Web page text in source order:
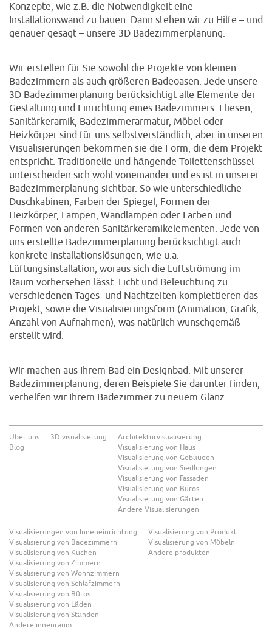
Konzepte, wie z.B. die Notwendigkeit eine
Installationswand zu bauen. Dann stehen wir zu Hilfe – und
genauer gesagt – unsere 3D Badezimmerplanung.
Wir erstellen für Sie sowohl die Projekte von kleinen
Badezimmern als auch größeren Badeoasen. Jede unsere
3D Badezimmerplanung berücksichtigt alle Elemente der
Gestaltung und Einrichtung eines Badezimmers. Fliesen,
Sanitärkeramik, Badezimmerarmatur, Möbel oder
Heizkörper sind für uns selbstverständlich, aber in unseren
Visualisierungen bekommen sie die Form, die dem Projekt
entspricht. Traditionelle und hängende Toilettenschüssel
unterscheiden sich wohl voneinander und es ist in unserer
Badezimmerplanung sichtbar. So wie unterschiedliche
Duschkabinen, Farben der Spiegel, Formen der
Heizkörper, Lampen, Wandlampen oder Farben und
Formen von anderen Sanitärkeramikelementen. Jede von
uns erstellte Badezimmerplanung berücksichtigt auch
konkrete Installationslösungen, wie u.a.
Lüftungsinstallation, woraus sich die Luftströmung im
Raum vorhersehen lässt. Licht und Beleuchtung zu
verschiedenen Tages- und Nachtzeiten komplettieren das
Projekt, sowie die Visualisierungsform (Animation, Grafik,
Anzahl von Aufnahmen), was natürlich wunschgemäß
erstellt wird.
Wir machen aus Ihrem Bad ein Designbad. Mit unserer
Badezimmerplanung, deren Beispiele Sie darunter finden,
verhelfen wir Ihrem Badezimmer zu neuem Glanz.
Über uns
Blog
3D visualisierung
Architekturvisualisierung
Visualisierung von Haus
Visualisierung von Gebäuden
Visualisierung von Siedlungen
Visualisierung von Fassaden
Visualisierung von Büros
Visualisierung von Gärten
Andere Visualisierungen
Visualisierungen von Inneneinrichtung
Visualisierung von Badezimmern
Visualisierung von Küchen
Visualisierung von Zimmern
Visualisierung von Wohnzimmern
Visualisierung von Schlafzimmern
Visualisierung von Büros
Visualisierung von Läden
Visualisierung von Ständen
Andere innenraum
Visualisierung von Produkt
Visualisierung von Möbeln
Andere produkten